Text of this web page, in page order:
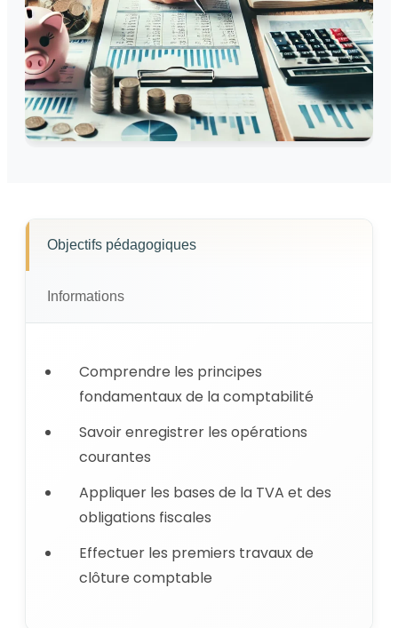
Objectifs pédagogiques
Informations
Comprendre les principes
fondamentaux de la comptabilité
Savoir enregistrer les opérations
courantes
Appliquer les bases de la TVA et des
obligations fiscales
Effectuer les premiers travaux de
clôture comptable